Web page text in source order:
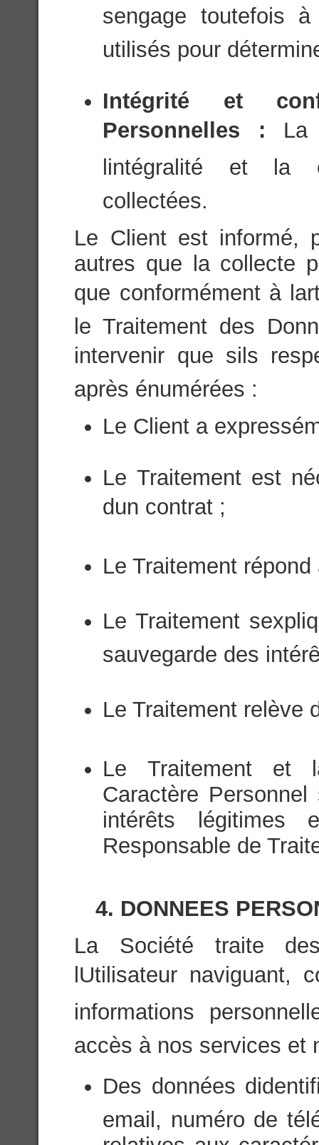
sengage toutefois
utilisés pour
Intégrité et
Personnelles : La
lintégralité et la
collectées.
Le Client est informé,
autres que la collecte
que conformément à
le Traitement des
intervenir que sils
après énumérées :
Le Client a
Le Traitement est
dun contrat ;
Le Traitement
Le Traitement
sauvegarde des
Le Traitement relève
Le Traitement et
Caractère
intérêts légitimes
Responsable de
4. DONNEES
La Société traite
lUtilisateur
informations
accès à nos services et
Des données
email, numéro de